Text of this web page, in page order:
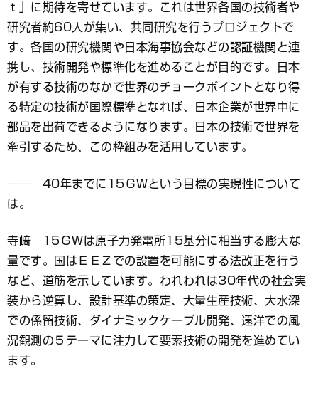
ｔ」に期待を寄せています。これは世界各国の技術者や
研究者約60人が集い、共同研究を行うプロジェクトで
す。各国の研究機関や日本海事協会などの認証機関と連
携し、技術開発や標準化を進めることが目的です。日本
が有する技術のなかで世界のチョークポイントとなり得
る特定の技術が国際標準となれば、日本企業が世界中に
部品を出荷できるようになります。日本の技術で世界を
牽引するため、この枠組みを活用しています。
―― 40年までに15ＧＷという目標の実現性について
は。
寺﨑 15ＧＷは原子力発電所15基分に相当する膨大な
量です。国はＥＥＺでの設置を可能にする法改正を行う
など、道筋を示しています。われわれは30年代の社会実
装から逆算し、設計基準の策定、大量生産技術、大水深
での係留技術、ダイナミックケーブル開発、遠洋での風
況観測の５テーマに注力して要素技術の開発を進めてい
ます。